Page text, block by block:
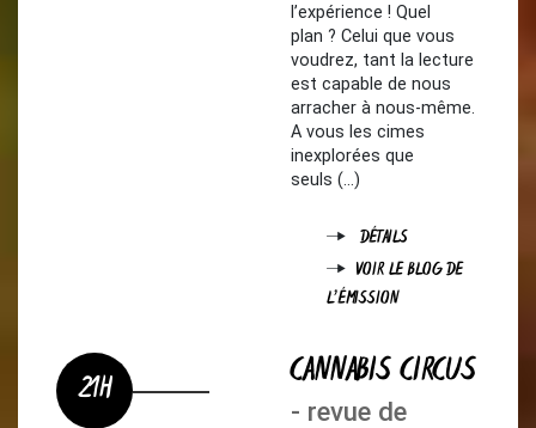
l’expérience ! Quel
plan ? Celui que vous
voudrez, tant la lecture
est capable de nous
arracher à nous-même.
A vous les cimes
inexplorées que
seuls (…)
DÉTAILS
VOIR LE BLOG DE
L'ÉMISSION
21H CANNABIS CIRCUS
- revue de